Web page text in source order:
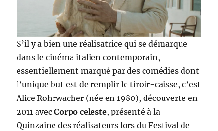
S’il y a bien une réalisatrice qui se démarque
dans le cinéma italien contemporain,
essentiellement marqué par des comédies dont
l’unique but est de remplir le tiroir-caisse, c’est
Alice Rohrwacher (née en 1980), découverte en
2011 avecCorpo celeste, présenté à la
Quinzaine des réalisateurs lors du Festival de